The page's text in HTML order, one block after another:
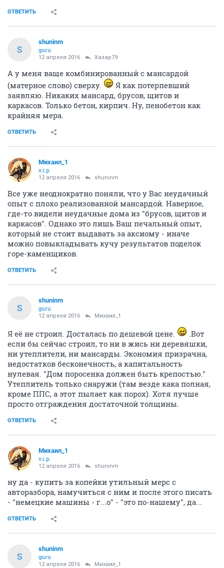
ОТВЕТИТЬ
S
shuninm
guru
12 апреля 2016 Хазар79
А у меня ваще комбинированный с мансардой
(матерное слово) сверху.
Я как потерпевший
заявляю. Никаких мансард, брусов, щитов и
каркасов. Только бетон, кирпич. Ну, пенобетон как
крайняя мера.
ОТВЕТИТЬ
Михаил_1
v.i.p.
12 апреля 2016 shuninm
Все уже неоднократно поняли, что у Вас неудачный
опыт с плохо реализованной мансардой. Наверное,
где-то видели неудачные дома из "брусов, щитов и
каркасов". Однако это лишь Ваш печальный опыт,
который не стоит выдавать за аксиому - иначе
можно повыкладывать кучу результатов поделок
горе-каменщиков.
ОТВЕТИТЬ
S
shuninm
guru
12 апреля 2016 Михаил_1
Я её не строил. Досталась по дешевой цене.
.Вот
если бы сейчас строил, то ни в жись ни деревяшки,
ни утеплители, ни мансарды. Экономия призрачна,
недостатков бесконечность, а капитальность
нулевая. "Дом поросенка должен быть крепостью."
Утеплитель только снаружи (там везде кака полная,
кроме ППС, а этот пылает как порох). Хотя лучше
просто отграждения достаточной толщины.
ОТВЕТИТЬ
Михаил_1
v.i.p.
12 апреля 2016 shuninm
ну да - купить за копейки утильный мерс с
авторазбора, намучиться с ним и после этого писать
- "немецкие машины - г...о" - "это по-нашему", да...
ОТВЕТИТЬ
S
shuninm
guru
12 апреля 2016 Михаил_1